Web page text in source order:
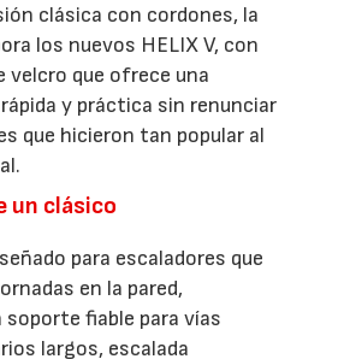
clásica con cordones, la
los nuevos HELIX V, con
velcro que ofrece una
y práctica sin renunciar
que hicieron tan popular al
un clásico
para escaladores que
en la pared,
fiable para vías
largos, escalada